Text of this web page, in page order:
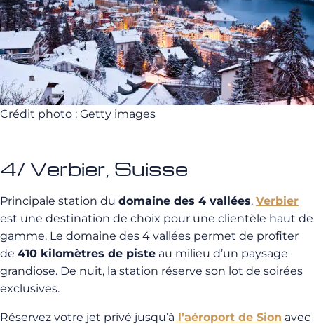
Crédit photo : Getty images
4/ Verbier, Suisse
Principale station du domaine des 4 vallées, Verbier
est une destination de choix pour une clientèle haut de
gamme. Le domaine des 4 vallées permet de profiter
de 410 kilomètres de piste au milieu d’un paysage
grandiose. De nuit, la station réserve son lot de soirées
exclusives.
Réservez votre jet privé jusqu’à l’aéroport de Sion avec